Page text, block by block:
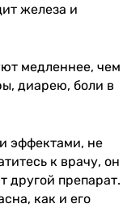
железа и
медленнее, чем
диарею, боли в
эффектами, не
к врачу, он
другой препарат.
как и его